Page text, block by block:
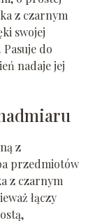
z czarnym
swojej
do
nadaje jej
z
przedmiotów
z czarnym
łączy